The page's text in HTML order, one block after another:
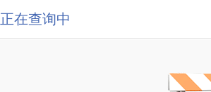
正在查询中